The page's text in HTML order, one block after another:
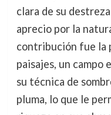
clara de su
aprecio por la
contribución fue la
paisajes, un campo
su técnica de
pluma, lo que le